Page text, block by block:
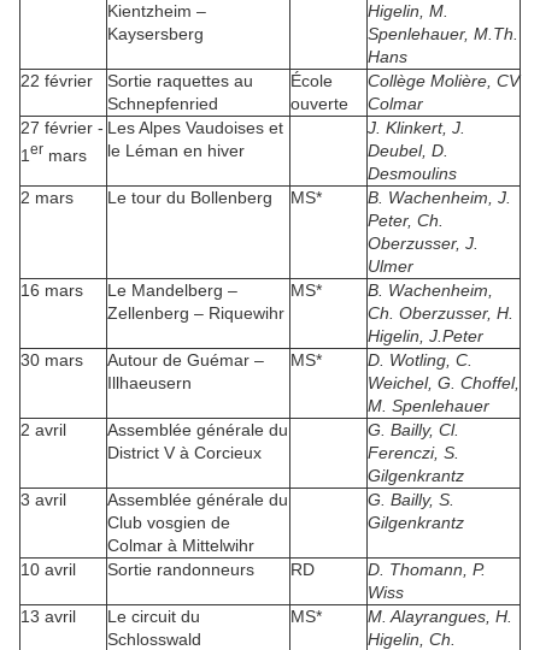
Kientzheim –
Kaysersberg
Higelin, M.
Spenlehauer, M.Th.
Hans
22 février
Sortie raquettes au
Schnepfenried
École
ouverte
Collège Molière, CV
Colmar
27 février -
1 er mars
Les Alpes Vaudoises et
le Léman en hiver
J. Klinkert, J.
Deubel, D.
Desmoulins
2 mars
Le tour du Bollenberg MS*
B. Wachenheim, J.
Peter, Ch.
Oberzusser, J.
Ulmer
16 mars
Le Mandelberg –
Zellenberg – Riquewihr
MS*
B. Wachenheim,
Ch. Oberzusser, H.
Higelin, J.Peter
30 mars
Autour de Guémar –
Illhaeusern
MS*
D. Wotling, C.
Weichel, G. Choffel,
M. Spenlehauer
2 avril
Assemblée générale du
District V à Corcieux
G. Bailly, Cl.
Ferenczi, S.
Gilgenkrantz
3 avril
Assemblée générale du
Club vosgien de
Colmar à Mittelwihr
G. Bailly, S.
Gilgenkrantz
10 avril Sortie randonneurs RD
D. Thomann, P.
Wiss
13 avril
Le circuit du
Schlosswald
MS*
M. Alayrangues, H.
Higelin, Ch.